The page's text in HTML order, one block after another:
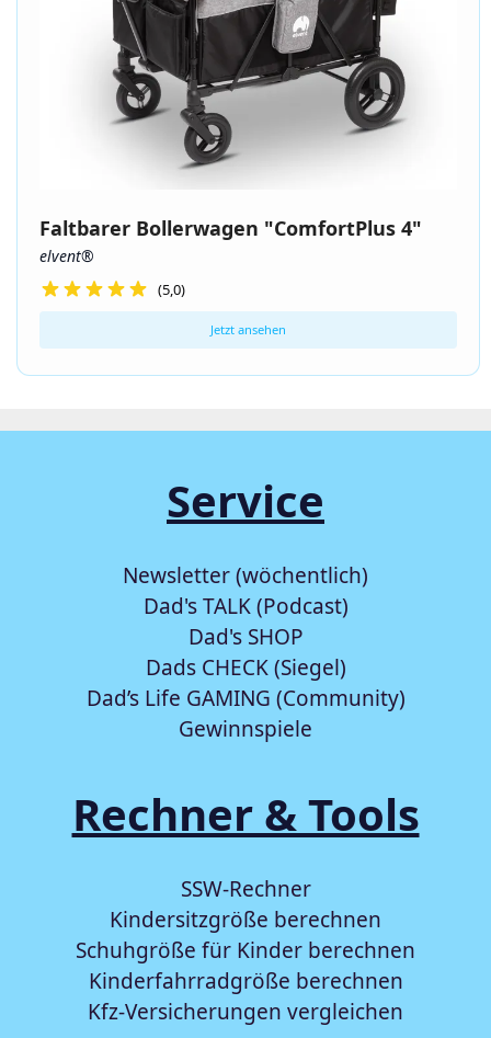
Faltbarer Bollerwagen "ComfortPlus 4"
elvent®
(5,0)
Jetzt ansehen
Service
Newsletter (wöchentlich)
Dad's TALK (Podcast)
Dad's SHOP
Dads CHECK (Siegel)
Dad’s Life GAMING (Community)
Gewinnspiele
Rechner & Tools
SSW-Rechner
Kindersitzgröße berechnen
Schuhgröße für Kinder berechnen
Kinderfahrradgröße berechnen
Kfz-Versicherungen vergleichen